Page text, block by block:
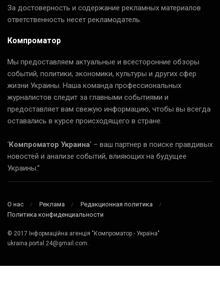
За достоверность и содержание рекламных материалов
ответственность несет рекламодатель.
Компроматор
Мы предоставляем актуальные и всесторонние обзоры
событий, политики, экономики, культуры и других сфер
жизни Украины. Наша команда профессиональных
журналистов следит за главными событиями и
предоставляет вам свежую информацию, чтобы вы всегда
оставались в курсе происходящего в стране.
‘Компроматор Украина‘ – ваш партнер в поиске правдивых
новостей и анализе событий, влияющих на будущее
Украины.”
О нас Реклама
Редакционная политика
Политика конфиденциальности
© 2017 Інформаційна агенція "Компроматор - Україна"
ukraina.portal.24@gmail.com.